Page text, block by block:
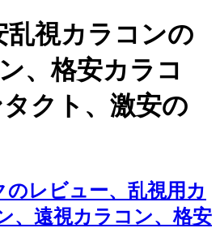
視カラコンの
、格安カラコ
クト、激安の
レビュー、乱視用カ
、遠視カラコン、格安